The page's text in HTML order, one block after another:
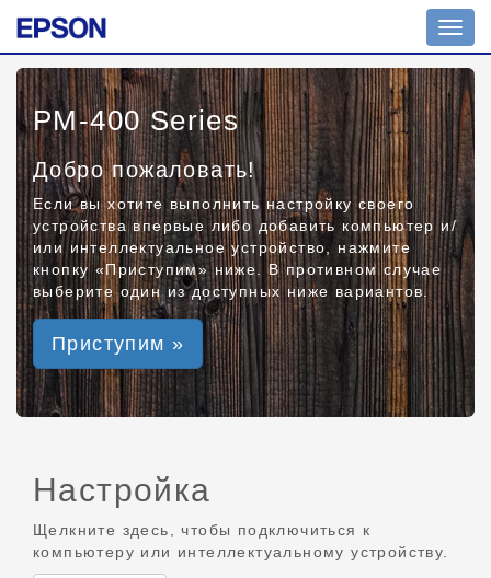
PM-400 Series
Добро пожаловать!
Если вы хотите выполнить настройку своего
устройства впервые либо добавить компьютер и/
или интеллектуальное устройство, нажмите
кнопку «Приступим» ниже. В противном случае
выберите один из доступных ниже вариантов.
Приступим »
Настройка
Щелкните здесь, чтобы подключиться к
компьютеру или интеллектуальному устройству.